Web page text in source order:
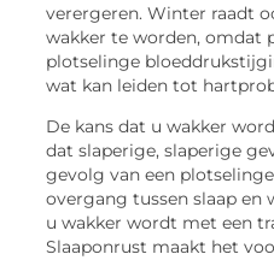
verergeren. Winter raadt
wakker te worden, omdat
plotselinge
wat kan leiden tot
De kans dat u wakker
dat slaperige, slaperige
gevolg van een
overgang tussen slaap en
u wakker wordt met een
Slaaponrust maakt het